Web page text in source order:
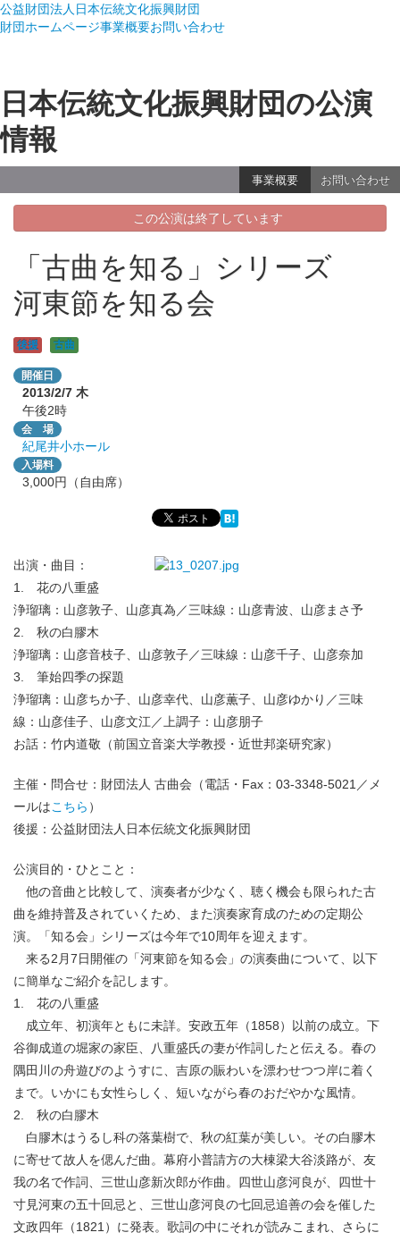
公益財団法人日本伝統文化振興財団
財団ホームページ事業概要お問い合わせ
日本伝統文化振興財団の公演
情報
事業概要 お問い合わせ
この公演は終了しています
「古曲を知る」シリーズ
河東節を知る会
後援 古曲
開催日
2013/2/7 木
午後2時
会 場
紀尾井小ホール
入場料
3,000円（自由席）
出演・曲目：
1. 花の八重盛
浄瑠璃：山彦敦子、山彦真為／三味線：山彦青波、山彦まさ予
2. 秋の白膠木
浄瑠璃：山彦音枝子、山彦敦子／三味線：山彦千子、山彦奈加
3. 筆始四季の探題
浄瑠璃：山彦ちか子、山彦幸代、山彦薫子、山彦ゆかり／三味
線：山彦佳子、山彦文江／上調子：山彦朋子
お話：竹内道敬（前国立音楽大学教授・近世邦楽研究家）
主催・問合せ：財団法人 古曲会（電話・Fax：03-3348-5021／メ
ールはこちら ）
後援：公益財団法人日本伝統文化振興財団
公演目的・ひとこと：
他の音曲と比較して、演奏者が少なく、聴く機会も限られた古
曲を維持普及されていくため、また演奏家育成のための定期公
演。「知る会」シリーズは今年で10周年を迎えます。
来る2月7日開催の「河東節を知る会」の演奏曲について、以下
に簡単なご紹介を記します。
1. 花の八重盛
成立年、初演年ともに未詳。安政五年（1858）以前の成立。下
谷御成道の堀家の家臣、八重盛氏の妻が作詞したと伝える。春の
隅田川の舟遊びのようすに、吉原の賑わいを漂わせつつ岸に着く
まで。いかにも女性らしく、短いながら春のおだやかな風情。
2. 秋の白膠木
白膠木はうるし科の落葉樹で、秋の紅葉が美しい。その白膠木
に寄せて故人を偲んだ曲。幕府小普請方の大棟梁大谷淡路が、友
我の名で作詞、三世山彦新次郎が作曲。四世山彦河良が、四世十
寸見河東の五十回忌と、三世山彦河良の七回忌追善の会を催した
文政四年（1821）に発表。歌詞の中にそれが読みこまれ、さらに